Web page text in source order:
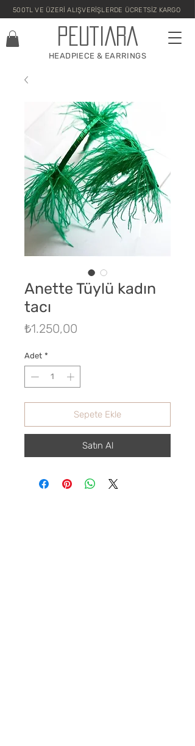
500TL VE ÜZERİ ALIŞVERİŞLERDE ÜCRETSİZ KARGO
PEUTIARA
HEADPIECE & EARRINGS
Anette Tüylü kadın
tacı
₺1.250,00
Adet *
Sepete Ekle
Satın Al